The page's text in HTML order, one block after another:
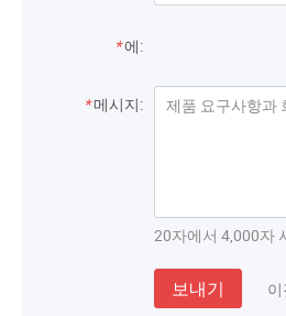
*에:
*메시지:
20자에서 4,000자
보내기